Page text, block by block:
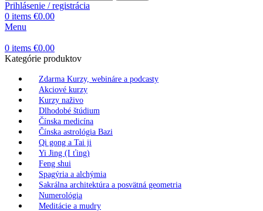
Prihlásenie / registrácia
0 items €0.00
Menu
0 items €0.00
Kategórie produktov
Zdarma Kurzy, webináre a podcasty
Akciové kurzy
Kurzy naživo
Dlhodobé štúdium
Čínska medicína
Čínska astrológia Bazi
Qi gong a Tai ji
Yi Jing (I ťing)
Feng shui
Spagýria a alchýmia
Sakrálna architektúra a posvätná geometria
Numerológia
Meditácie a mudry